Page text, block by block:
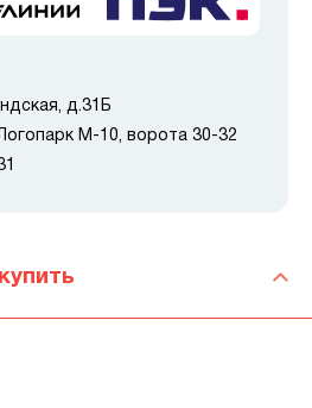
д.31Б
М-10, ворота 30-32